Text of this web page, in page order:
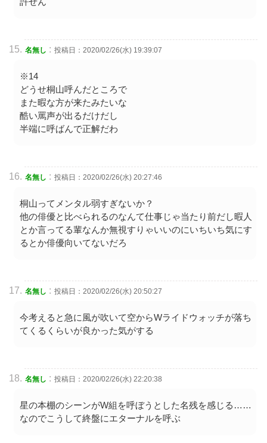
名無し : 投稿日：2020/02/26(水) 19:39:07
※14
どうせ桐山呼んだところで
また暇な方が来たみたいな
酷い罵声が出るだけだし
半端に呼ばんで正解だわ
名無し : 投稿日：2020/02/26(水) 20:27:46
桐山ってメンタル弱すぎないか？
他の俳優と比べられるのなんて仕事じゃ当たり前だし暇人
とか言ってる輩なんか無視すりゃいいのにいちいち気にす
るとか俳優向いてないだろ
名無し : 投稿日：2020/02/26(水) 20:50:27
今考えると急に風が吹いて空からWライドウォッチが落ち
てくるくらいが良かった気がする
名無し : 投稿日：2020/02/26(水) 22:20:38
星の本棚のシーンがW組を呼ぼうとした名残を感じる……
なのでこうして終盤にエターナルを呼ぶ